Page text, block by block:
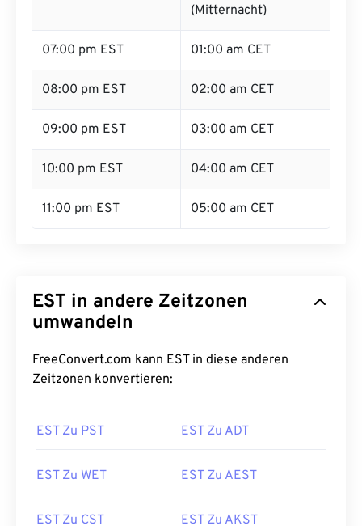
(Mitternacht)
07:00 pm EST 01:00 am CET
08:00 pm EST 02:00 am CET
09:00 pm EST 03:00 am CET
10:00 pm EST 04:00 am CET
11:00 pm EST 05:00 am CET
EST in andere Zeitzonen
umwandeln
FreeConvert.com kann EST in diese anderen
Zeitzonen konvertieren:
EST Zu PST EST Zu ADT
EST Zu WET EST Zu AEST
EST Zu CST EST Zu AKST